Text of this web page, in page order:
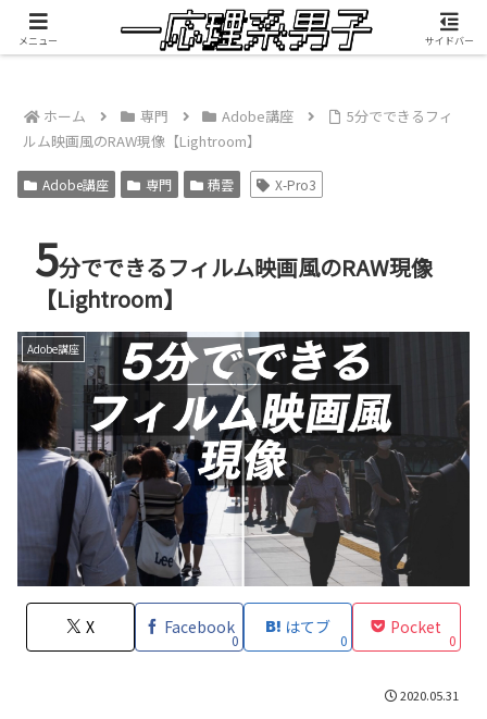
積雲が映像制作したMV『RANGEFINDER』公開中
ホーム 専門 Adobe講座
5分でできるフィ
ルム映画風のRAW現像【Lightroom】
Adobe講座 専門 積雲 X-Pro3
5分でできるフィルム映画風のRAW現像
【Lightroom】
Adobe講座
X Facebook
0
はてブ
0
Pocket
0
2020.05.31
メニュー サイドバー